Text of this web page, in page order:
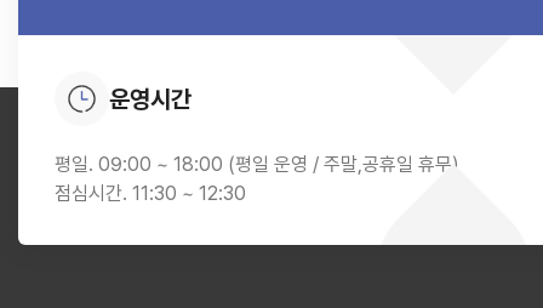
운영시간
평일. 09:00 ~ 18:00 (평일 운영 / 주말,공휴일 휴무)
점심시간. 11:30 ~ 12:30